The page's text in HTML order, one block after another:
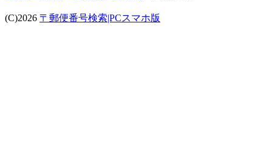
(C)2026 〒郵便番号検索|PCスマホ版